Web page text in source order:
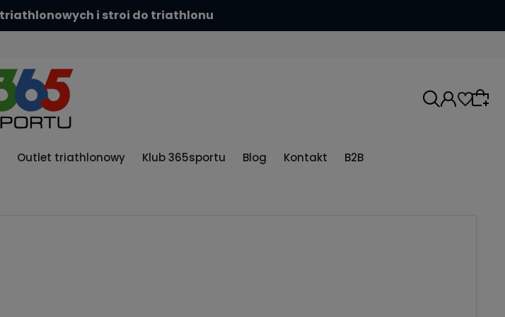
Sprawdź naszą szeroką ofertę kasków aerodynamicznych
Outlet triathlonowy Klub 365sportu Blog Kontakt B2B